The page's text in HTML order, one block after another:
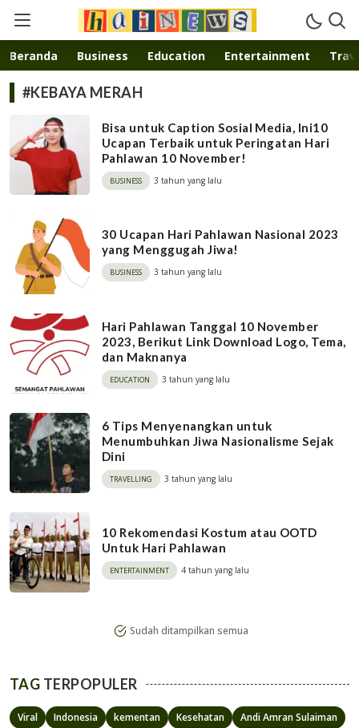
Inspirasi muda karya mandiri
Beranda Business Education Entertainment
#KEBAYA MERAH
Bisa untuk Caption Sosial Media, Ini10
Ucapan Terbaik untuk Peringatan Hari
Pahlawan 10 November!
BUSINESS 3 tahun yang lalu
30 Ucapan Hari Pahlawan Nasional 2023
yang Menggugah Jiwa!
BUSINESS 3 tahun yang lalu
Hari Pahlawan Tanggal 10 November
2023, Berikut Link Download Logo, Tema,
dan Maknanya
EDUCATION 3 tahun yang lalu
6 Tips Menyenangkan untuk
Menumbuhkan Jiwa Nasionalisme Sejak
Dini
TRAVELLING 3 tahun yang lalu
10 Rekomendasi Kostum atau OOTD
Untuk Hari Pahlawan
ENTERTAINMENT 4 tahun yang lalu
Sudah ditampilkan semua
TAG TERPOPULER
Viral Indonesia kementan Kesehatan
Andi Amran Sulaiman